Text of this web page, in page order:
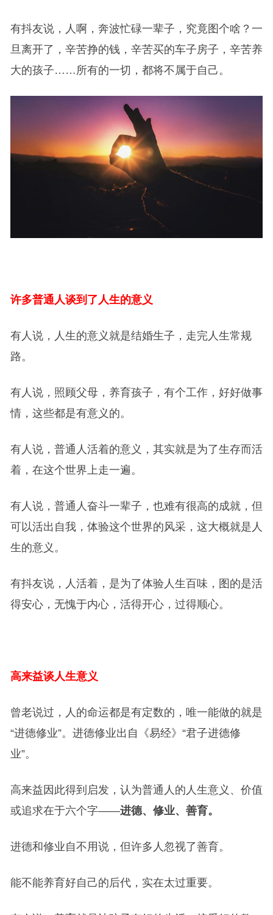
有抖友说，人啊，奔波忙碌一辈子，究竟图个啥？一
旦离开了，辛苦挣的钱，辛苦买的车子房子，辛苦养
大的孩子……所有的一切，都将不属于自己。
许多普通人谈到了人生的意义
有人说，人生的意义就是结婚生子，走完人生常规
路。
有人说，照顾父母，养育孩子，有个工作，好好做事
情，这些都是有意义的。
有人说，普通人活着的意义，其实就是为了生存而活
着，在这个世界上走一遍。
有人说，普通人奋斗一辈子，也难有很高的成就，但
可以活出自我，体验这个世界的风采，这大概就是人
生的意义。
有抖友说，人活着，是为了体验人生百味，图的是活
得安心，无愧于内心，活得开心，过得顺心。
高来益谈人生意义
曾老说过，人的命运都是有定数的，唯一能做的就是
“进德修业”。进德修业出自《易经》“君子进德修
业”。
高来益因此得到启发，认为普通人的人生意义、价值
或追求在于六个字——进德、修业、善育。
进德和修业自不用说，但许多人忽视了善育。
能不能养育好自己的后代，实在太过重要。